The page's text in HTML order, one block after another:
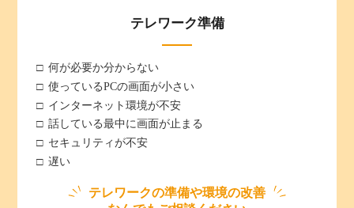
テレワーク準備
何が必要か分からない
使っているPCの画面が小さい
インターネット環境が不安
話している最中に画面が止まる
セキュリティが不安
遅い
テレワークの準備や環境の改善